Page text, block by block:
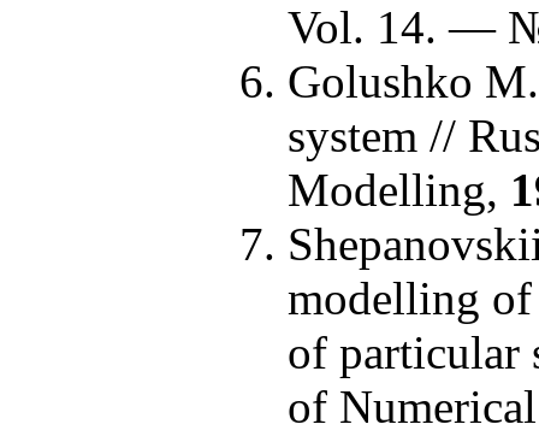
Vol. 14. —
Golushko
system //
Modelling,
modelling of
of particular
of